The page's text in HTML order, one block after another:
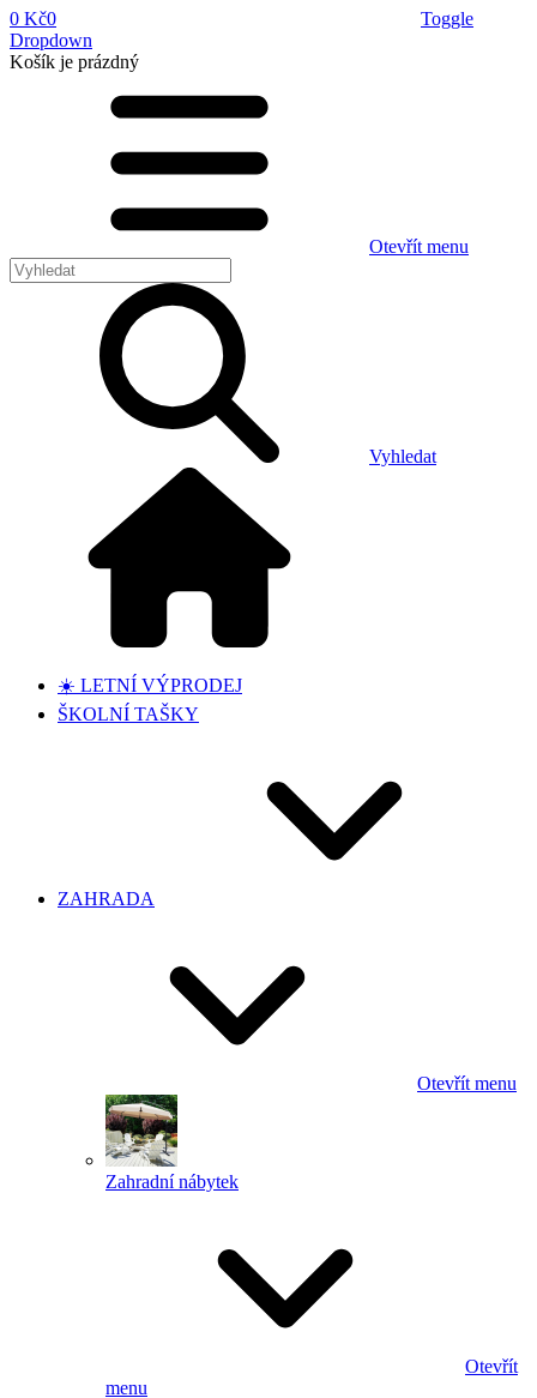
0 Kč0
Toggle
Dropdown
Košík je prázdný
Otevřít menu
Vyhledat
☀️ LETNÍ VÝPRODEJ
ŠKOLNÍ TAŠKY
ZAHRADA
Otevřít menu
Zahradní nábytek
Otevřít
menu